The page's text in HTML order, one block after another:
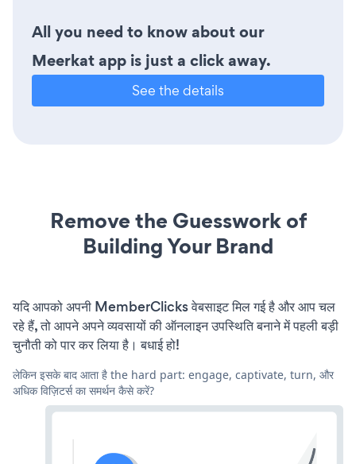
All you need to know about our
Meerkat app is just a click away.
See the details
Remove the Guesswork of
Building Your Brand
यदि आपको अपनी MemberClicks वेबसाइट मिल गई है और आप चल
रहे हैं, तो आपने अपने व्यवसायों की ऑनलाइन उपस्थिति बनाने में पहली बड़ी
चुनौती को पार कर लिया है। बधाई हो!
लेकिन इसके बाद आता है the hard part: engage, captivate, turn, और
अधिक विज़िटर्स का समर्थन कैसे करें?